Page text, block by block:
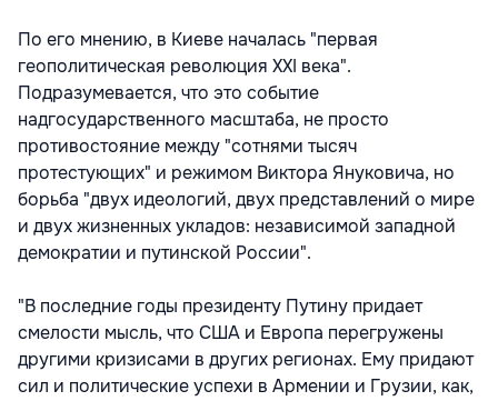
По его мнению, в Киеве началась "первая
геополитическая революция XXI века".
Подразумевается, что это событие
надгосударственного масштаба, не просто
противостояние между "сотнями тысяч
протестующих" и режимом Виктора Януковича, но
борьба "двух идеологий, двух представлений о мире
и двух жизненных укладов: независимой западной
демократии и путинской России".
"В последние годы президенту Путину придает
смелости мысль, что США и Европа перегружены
другими кризисами в других регионах. Ему придают
сил и политические успехи в Армении и Грузии, как,